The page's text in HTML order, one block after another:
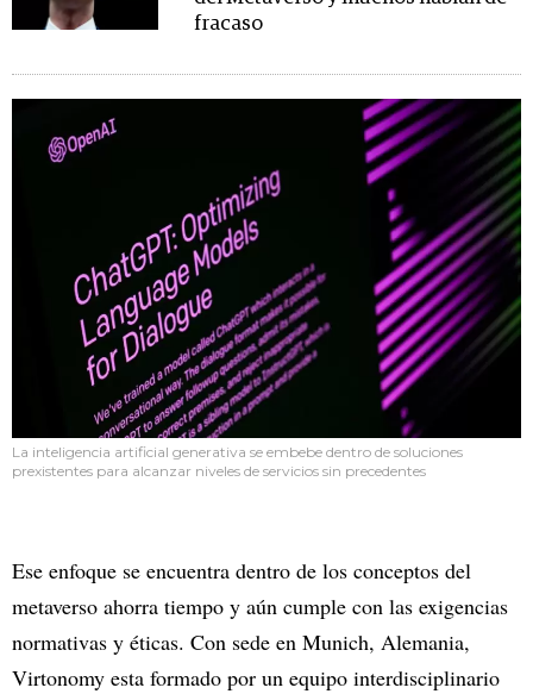
fracaso
La inteligencia artificial generativa se embebe dentro de soluciones
prexistentes para alcanzar niveles de servicios sin precedentes
Ese enfoque se encuentra dentro de los conceptos del
metaverso ahorra tiempo y aún cumple con las exigencias
normativas y éticas. Con sede en Munich, Alemania,
Virtonomy esta formado por un equipo interdisciplinario